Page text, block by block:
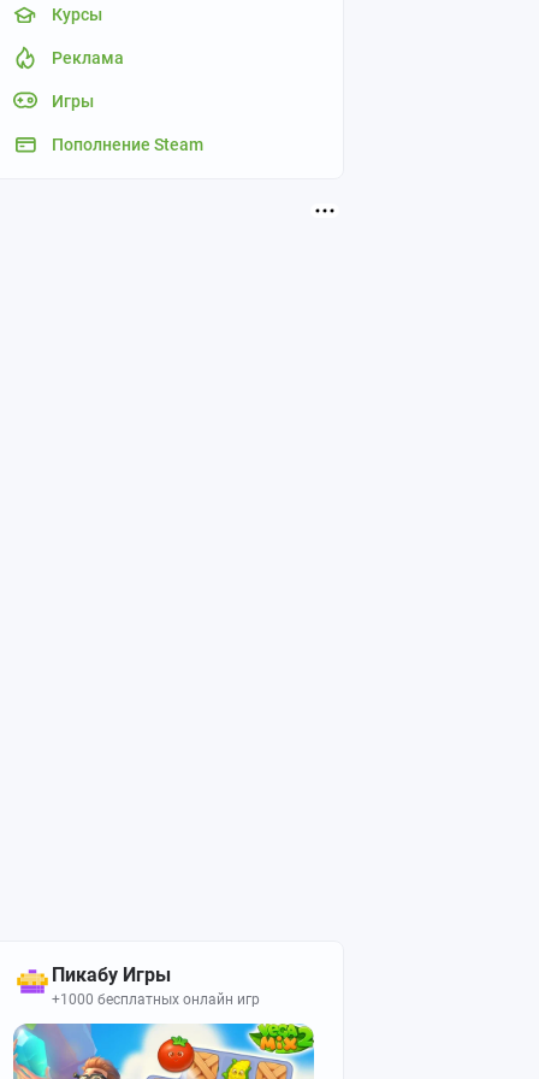
Курсы
Реклама
Игры
Пополнение Steam
Пикабу Игры
+1000 бесплатных онлайн игр